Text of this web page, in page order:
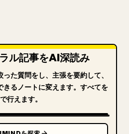
ル記事をAI深読み
た質問をし、主張を要約して、
きるノートに変えます。すべてを
行えます。